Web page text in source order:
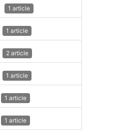
1 article
1 article
2 article
1 article
1 article
1 article